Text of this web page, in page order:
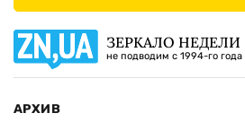
ЗЕРКАЛО НЕДЕЛИ
не подводим с 1994-го года
АРХИВ